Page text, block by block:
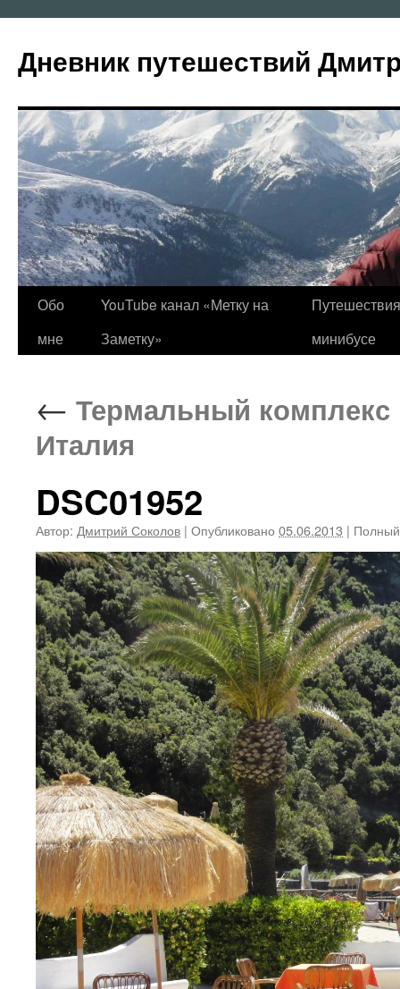
содержимому
Дневник путешествий
Обо
мне
YouTube канал «Метку на
Заметку»
минибусе
← Термальный
Италия
DSC01952
Автор: Дмитрий Соколов | Опубликовано 05.06.2013 |